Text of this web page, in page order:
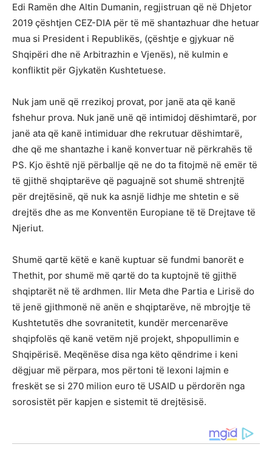
Edi Ramën dhe Altin Dumanin, regjistruan që në Dhjetor
2019 çështjen CEZ-DIA për të më shantazhuar dhe hetuar
mua si President i Republikës, (çështje e gjykuar në
Shqipëri dhe në Arbitrazhin e Vjenës), në kulmin e
konfliktit për Gjykatën Kushtetuese.
Nuk jam unë që rrezikoj provat, por janë ata që kanë
fshehur prova. Nuk janë unë që intimidoj dëshimtarë, por
janë ata që kanë intimiduar dhe rekrutuar dëshimtarë,
dhe që me shantazhe i kanë konvertuar në përkrahës të
PS. Kjo është një përballje që ne do ta fitojmë në emër të
të gjithë shqiptarëve që paguajnë sot shumë shtrenjtë
për drejtësinë, që nuk ka asnjë lidhje me shtetin e së
drejtës dhe as me Konventën Europiane të të Drejtave të
Njeriut.
Shumë qartë këtë e kanë kuptuar së fundmi banorët e
Thethit, por shumë më qartë do ta kuptojnë të gjithë
shqiptarët në të ardhmen. Ilir Meta dhe Partia e Lirisë do
të jenë gjithmonë në anën e shqiptarëve, në mbrojtje të
Kushtetutës dhe sovranitetit, kundër mercenarëve
shqipfolës që kanë vetëm një projekt, shpopullimin e
Shqipërisë. Meqënëse disa nga këto qëndrime i keni
dëgjuar më përpara, mos përtoni të lexoni lajmin e
freskët se si 270 milion euro të USAID u përdorën nga
sorosistët për kapjen e sistemit të drejtësisë.